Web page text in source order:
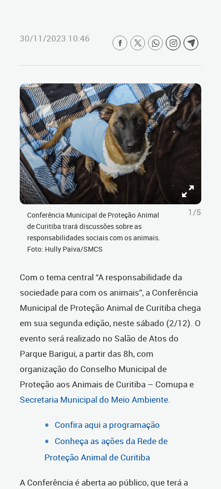
30/11/2023 10:46
Conferência Municipal de Proteção Animal
de Curitiba trará discussões sobre as
responsabilidades sociais com os animais.
Foto: Hully Paiva/SMCS
1/5
Com o tema central “A responsabilidade da
sociedade para com os animais”, a Conferência
Municipal de Proteção Animal de Curitiba chega
em sua segunda edição, neste sábado (2/12). O
evento será realizado no Salão de Atos do
Parque Barigui, a partir das 8h, com
organização do Conselho Municipal de
Proteção aos Animais de Curitiba – Comupa e
Secretaria Municipal do Meio Ambiente.
Confira aqui a programação
Conheça as ações da Rede de
Proteção Animal de Curitiba
A Conferência é aberta ao público, que terá a